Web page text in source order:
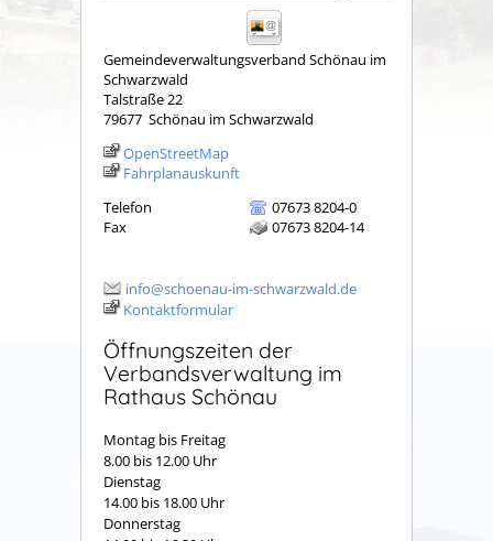
Gemeindeverwaltungsverband Schönau im
Schwarzwald
Talstraße 22
79677 Schönau im Schwarzwald
OpenStreetMap
Fahrplanauskunft
Telefon
07673 8204-0
Fax
07673 8204-14
info@schoenau-im-schwarzwald.de
Kontaktformular
Öffnungszeiten der
Verbandsverwaltung im
Rathaus Schönau
Montag bis Freitag
8.00 bis 12.00 Uhr
Dienstag
14.00 bis 18.00 Uhr
Donnerstag